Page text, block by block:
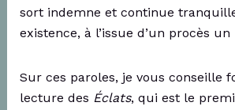
sort indemne et continue
existence, à l’issue d’un procès
Sur ces paroles, je vous conseille
lecture des Éclats, qui est le